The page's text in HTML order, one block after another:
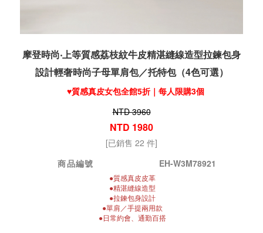
摩登時尚‧上等質感荔枝紋牛皮精湛縫線造型拉鍊包身
設計輕奢時尚子母單肩包／托特包（4色可選）
♥️質感真皮女包全館5折｜每人限購3個
NTD 3960
NTD 1980
[已銷售 22 件]
商品編號
EH-W3M78921
●質感真皮皮革
●精湛縫線造型
●拉鍊包身設計
●單肩／手提兩用款
●日常約會、通勤百搭